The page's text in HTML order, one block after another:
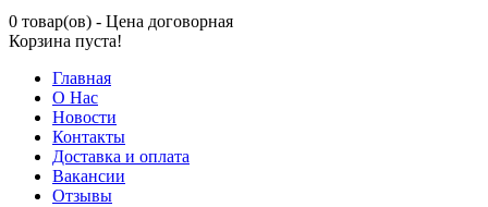
0 товар(ов) - Цена договорная
Корзина пуста!
Главная
О Нас
Новости
Контакты
Доставка и оплата
Вакансии
Отзывы